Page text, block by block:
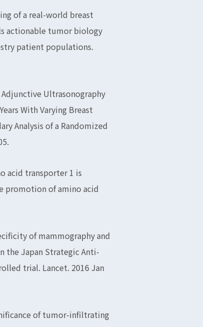
of a real-world breast
actionable tumor biology
patient populations.
Ultrasonography
With Varying Breast
Analysis of a Randomized
acid transporter 1 is
promotion of amino acid
of mammography and
the Japan Strategic Anti-
trial. Lancet. 2016 Jan
of tumor-infiltrating